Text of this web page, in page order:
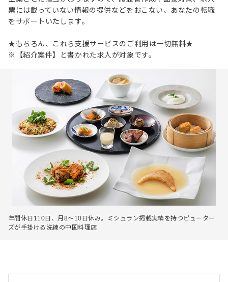
票には載っていない情報の提供などをおこない、あなたの転職
をサポートいたします。
★もちろん、これら支援サービスのご利用は一切無料★
※【紹介案件】と書かれた求人が対象です。
年間休日110日、月8〜10日休み。ミシュラン掲載実績を持つピューター
ズが手掛ける洗練の中国料理店